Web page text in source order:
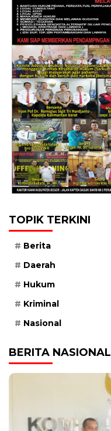
TOPIK TERKINI
Berita
Daerah
Hukum
Kriminal
Nasional
BERITA NASIONAL